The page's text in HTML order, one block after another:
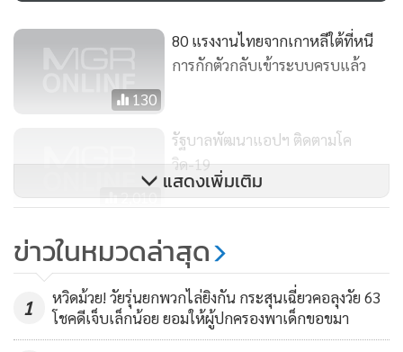
อย่างไรก็ตาม จากการติดตามสถานการณ์ด้านสุขภาพของผีน้อย
ดังกล่าว ได้มอบหมายให้เจ้าหน้าที่สาธารณสุขประจำโรง
พยาบาลส่งเสริมสุขภาพตำบล (รพ.สต.) ในพื้นที่ที่ผีน้อยอาศัยอยู่
พยาบาลส่งเสริมสุขภาพตำบลที่ผีน้อยดังกล่าวอาศัยอยู่ ได้มีการ
ตรวจวัดไข้และติดตามประวัติด้านสุขภาพเป็นระยะ ซึ่งปัจจุบันนี้
ไม่พบว่าผีน้อยดังกล่าว มีอาการไข้สูงหรืออาการใดๆ เกิดขึ้นใน
ขณะนี้ อย่างไรก็ตามไม่ได้นิ่งนอนใจและมีการเฝ้าระวังต่อไป
130
80 แรงงานไทยจากเกาหลีใต้ที่หนี
การกักตัวกลับเข้าระบบครบแล้ว
2,010
รัฐบาลพัฒนาแอปฯ ติดตามโค
วิด-19
3,729
พาไป รพ.โดนหมอจับฉีดยาหลาย
ชนิด เสียชีวิต
แสดงเพิ่มเติม
ข่าวในหมวดล่าสุด
1
หวิดม้วย! วัยรุ่นยกพวกไล่ยิงกัน กระสุนเฉี่ยวคอลุงวัย 63
โชคดีเจ็บเล็กน้อย ยอมให้ผู้ปกครองพาเด็กขอขมา